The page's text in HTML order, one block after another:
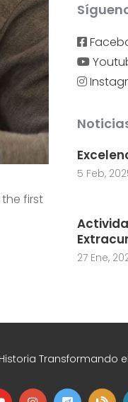
first
5 Feb,
27 Ene,
Transformando